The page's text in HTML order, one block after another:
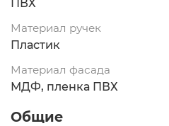
ПВХ
Материал ручек
Пластик
Материал фасада
МДФ, пленка ПВХ
Общие